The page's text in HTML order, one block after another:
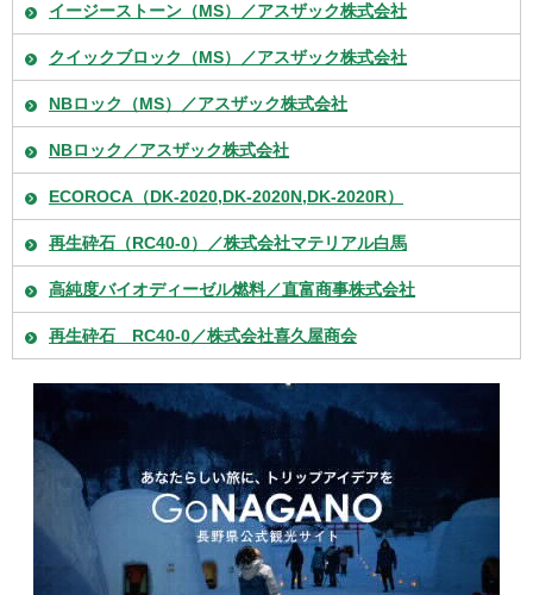
イージーストーン（MS）／アスザック株式会社
クイックブロック（MS）／アスザック株式会社
NBロック（MS）／アスザック株式会社
NBロック／アスザック株式会社
ECOROCA（DK-2020,DK-2020N,DK-2020R）
再生砕石（RC40-0）／株式会社マテリアル白馬
高純度バイオディーゼル燃料／直富商事株式会社
再生砕石 RC40-0／株式会社喜久屋商会